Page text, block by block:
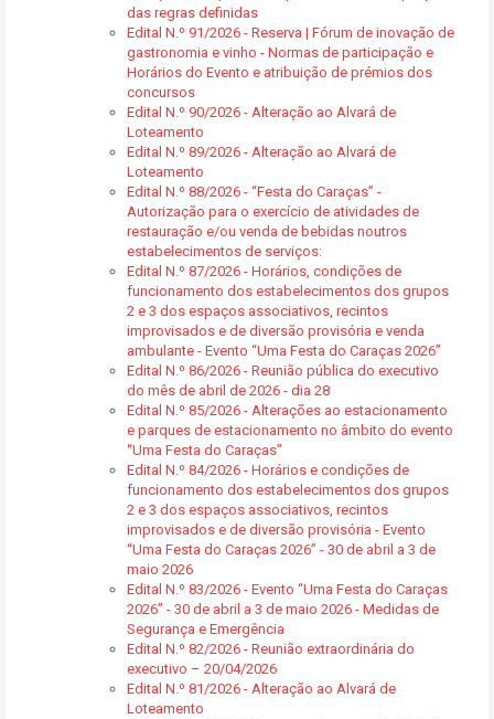
das regras definidas
Edital N.º 91/2026 - Reserva | Fórum de inovação de
gastronomia e vinho - Normas de participação e
Horários do Evento e atribuição de prémios dos
concursos
Edital N.º 90/2026 - Alteração ao Alvará de
Loteamento
Edital N.º 89/2026 - Alteração ao Alvará de
Loteamento
Edital N.º 88/2026 - “Festa do Caraças” -
Autorização para o exercício de atividades de
restauração e/ou venda de bebidas noutros
estabelecimentos de serviços:
Edital N.º 87/2026 - Horários, condições de
funcionamento dos estabelecimentos dos grupos
2 e 3 dos espaços associativos, recintos
improvisados e de diversão provisória e venda
ambulante - Evento “Uma Festa do Caraças 2026”
Edital N.º 86/2026 - Reunião pública do executivo
do mês de abril de 2026 - dia 28
Edital N.º 85/2026 - Alterações ao estacionamento
e parques de estacionamento no âmbito do evento
“Uma Festa do Caraças”
Edital N.º 84/2026 - Horários e condições de
funcionamento dos estabelecimentos dos grupos
2 e 3 dos espaços associativos, recintos
improvisados e de diversão provisória - Evento
“Uma Festa do Caraças 2026” - 30 de abril a 3 de
maio 2026
Edital N.º 83/2026 - Evento “Uma Festa do Caraças
2026” - 30 de abril a 3 de maio 2026 - Medidas de
Segurança e Emergência
Edital N.º 82/2026 - Reunião extraordinária do
executivo – 20/04/2026
Edital N.º 81/2026 - Alteração ao Alvará de
Loteamento